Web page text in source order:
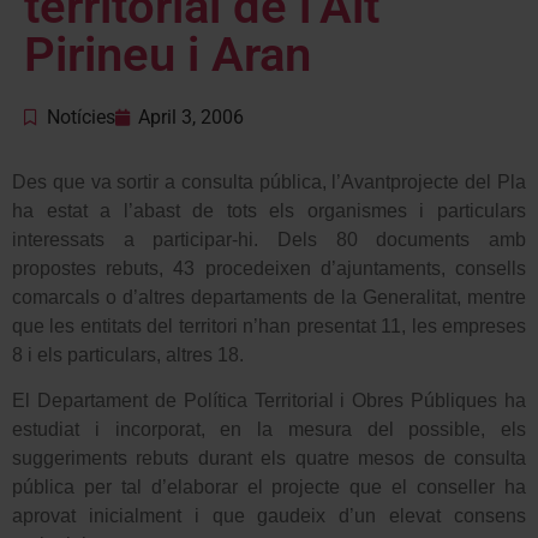
Pirineu i Aran
Notícies April 3, 2006
Des que va sortir a consulta pública, l’Avantprojecte del Pla
ha estat a l’abast de tots els organismes i particulars
interessats a participar-hi. Dels 80 documents amb
propostes rebuts, 43 procedeixen d’ajuntaments, consells
comarcals o d’altres departaments de la Generalitat, mentre
que les entitats del territori n’han presentat 11, les empreses
8 i els particulars, altres 18.
El Departament de Política Territorial i Obres Públiques ha
estudiat i incorporat, en la mesura del possible, els
suggeriments rebuts durant els quatre mesos de consulta
pública per tal d’elaborar el projecte que el conseller ha
aprovat inicialment i que gaudeix d’un elevat consens